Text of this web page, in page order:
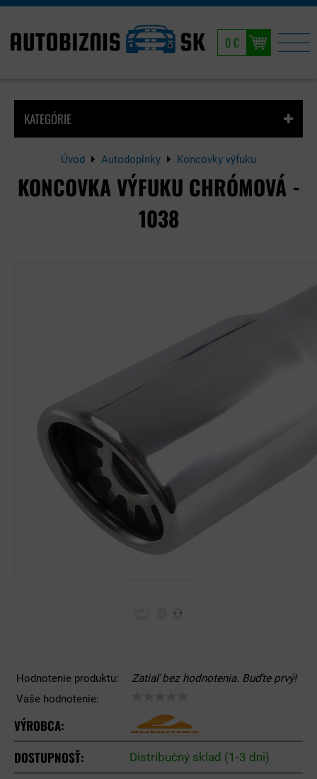
0 €
KATEGÓRIE
Úvod Autodoplnky Koncovky výfuku
KONCOVKA VÝFUKU CHRÓMOVÁ -
1038
Hodnotenie produktu:
Zatiaľ bez hodnotenia. Buďte prvý!
Vaše hodnotenie:
VÝROBCA:
DOSTUPNOSŤ:
Distribučný sklad (1-3 dni)